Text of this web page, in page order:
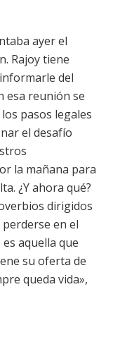
ayer el
Rajoy tiene
del
esa reunión se
pasos legales
el desafío
la mañana para
¿Y ahora qué?
dirigidos
en el
aquella que
su oferta de
queda vida»,